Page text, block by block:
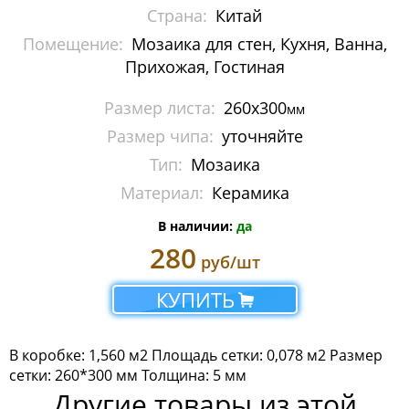
Мозаика Imagine Mosaic
Мозаика Irida
Мозаика Keramograd
Мозаика Mir Mosaic
Мозаика NSmosaic
Мозаика Orro Mosaic
Мозаика Rose Mosaic
Мозаика Sekitei
Мозаика Starmosaic
Мозаика Tonomosaic
Страна: Китай
Помещение: Мозаика для стен, Кухня, Ванна,
Прихожая, Гостиная
Размер листа: 260x300мм
Размер чипа: уточняйте
Тип: Мозаика
Материал: Керамика
В наличии: да
280 руб/шт
КУПИТЬ
В коробке: 1,560 м2 Площадь сетки: 0,078 м2 Размер
сетки: 260*300 мм Толщина: 5 мм